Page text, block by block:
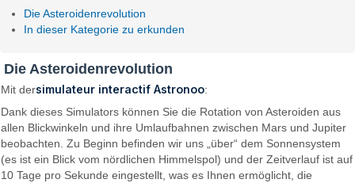
Die Asteroidenrevolution
In dieser Kategorie zu erkunden
Die Asteroidenrevolution
Mit dersimulateur interactif Astronoo:
Dank dieses Simulators können Sie die Rotation von Asteroiden aus
allen Blickwinkeln und ihre Umlaufbahnen zwischen Mars und Jupiter
beobachten. Zu Beginn befinden wir uns „über“ dem Sonnensystem
(es ist ein Blick vom nördlichen Himmelspol) und der Zeitverlauf ist auf
10 Tage pro Sekunde eingestellt, was es Ihnen ermöglicht, die